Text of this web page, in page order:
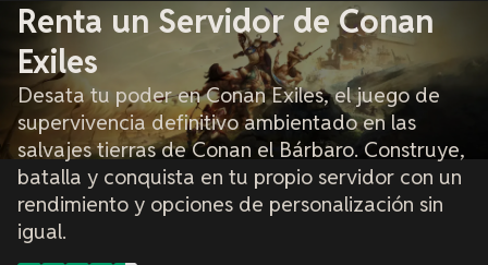
Renta un Servidor de Conan
Exiles
Desata tu poder en Conan Exiles, el juego de
supervivencia definitivo ambientado en las
salvajes tierras de Conan el Bárbaro. Construye,
batalla y conquista en tu propio servidor con un
rendimiento y opciones de personalización sin
igual.